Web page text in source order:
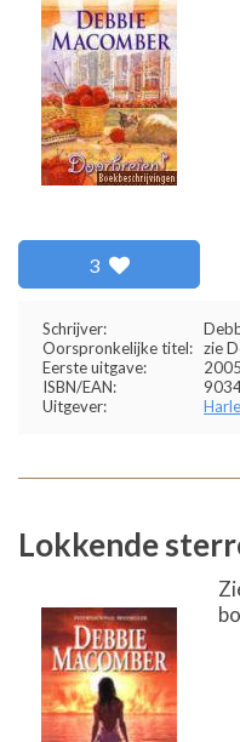
3
Schrijver:
Oorspronkelijke titel: zie
Eerste uitgave:
2005
ISBN/EAN:
Uitgever:
Lokkende